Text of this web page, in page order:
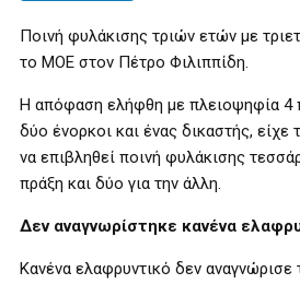
Ποινή φυλάκισης τριών ετών με
το ΜΟΕ στον Πέτρο Φιλιππίδη.
Η απόφαση ελήφθη με πλειοψηφία 4
δύο ένορκοι και ένας δικαστής, είχε
να επιβληθεί ποινή φυλάκισης
πράξη και δύο για την άλλη.
Δεν αναγνωρίστηκε κανένα
Κανένα ελαφρυντικό δεν αναγνώρισε